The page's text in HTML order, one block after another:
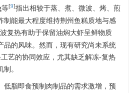
等[9]指出相较于蒸、煮、微波、烤、煎
制能最大程度维持荆州鱼糕质地与感
复热有助于保留油焖大虾呈鲜物质
品的风味。然而，现有研究尚未系统
艺的协同效应，尤其缺乏解冻-复热
。
低脂即食预制肉制品的需求激增，预